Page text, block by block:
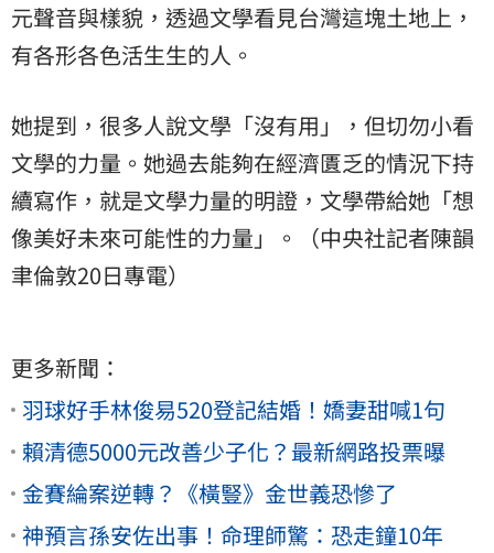
元聲音與樣貌，透過文學看見台灣這塊土地上，
有各形各色活生生的人。
她提到，很多人說文學「沒有用」，但切勿小看
文學的力量。她過去能夠在經濟匱乏的情況下持
續寫作，就是文學力量的明證，文學帶給她「想
像美好未來可能性的力量」。（中央社記者陳韻
聿倫敦20日專電）
更多新聞：
羽球好手林俊易520登記結婚！嬌妻甜喊1句
賴清德5000元改善少子化？最新網路投票曝
金賽綸案逆轉？《橫豎》金世義恐慘了
神預言孫安佐出事！命理師驚：恐走鐘10年